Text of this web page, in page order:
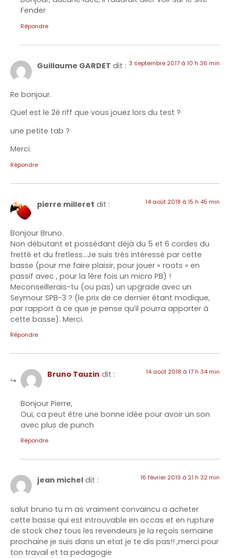
Fender
Répondre
Guillaume GARDET dit : 3 septembre 2017 à 10 h 36 min
Re bonjour.
Quel est le 2è riff que vous jouez lors du test ?
une petite tab ?
Merci.
Répondre
pierre milleret dit : 14 août 2018 à 15 h 45 min
Bonjour Bruno.
Non débutant et possédant déjà du 5 et 6 cordes du
fretté et du fretless…Je suis très intéressé par cette
basse (pour me faire plaisir, pour jouer « roots » en
passif avec , pour la 1ère fois un micro PB) !
Meconseillerais-tu (ou pas) un upgrade avec un
Seymour SPB-3 ? (le prix de ce dernier étant modique,
par rapport à ce que je pense qu’il pourra apporter à
cette basse). Merci.
Répondre
Bruno Tauzin dit : 14 août 2018 à 17 h 34 min
Bonjour Pierre,
Oui, ca peut être une bonne idée pour avoir un son
avec plus de punch
Répondre
jean michel dit : 16 février 2019 à 21 h 32 min
salut bruno tu m as vraiment convaincu a acheter
cette basse qui est introuvable en occas et en rupture
de stock chez tous les revendeurs je la reçois semaine
prochaine je suis dans un etat je te dis pas!! ,merci pour
ton travail et ta pedagogie